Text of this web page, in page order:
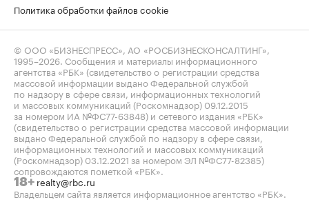
Политика обработки файлов cookie
© ООО «БИЗНЕСПРЕСС», АО «РОСБИЗНЕСКОНСАЛТИНГ»,
1995–2026 . Сообщения и материалы информационного
агентства «РБК» (свидетельство о регистрации средства
массовой информации выдано Федеральной службой
по надзору в сфере связи, информационных технологий
и массовых коммуникаций (Роскомнадзор) 09.12.2015
за номером ИА №ФС77-63848) и сетевого издания «РБК»
(свидетельство о регистрации средства массовой информации
выдано Федеральной службой по надзору в сфере связи,
информационных технологий и массовых коммуникаций
(Роскомнадзор) 03.12.2021 за номером ЭЛ №ФС77-82385)
сопровождаются пометкой «РБК».
18+ realty@rbc.ru
Владельцем сайта является информационное агентство «РБК».